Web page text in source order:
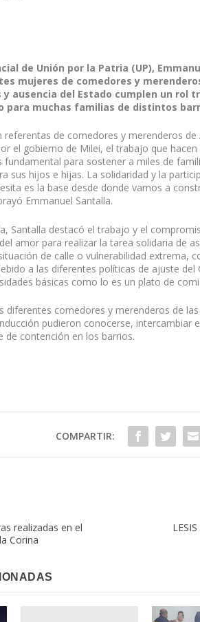
de Unión por la Patria (UP),
mujeres de comedores y
ausencia del Estado cumplen un rol
para muchas familias de distintos
referentas de comedores y merenderos
el gobierno de Milei, el trabajo que
fundamental para sostener a miles de
sus hijos e hijas. La solidaridad y la
es la base desde donde vamos a
Emmanuel Santalla.
Santalla destacó el trabajo y el
amor para realizar la tarea solidaria de
de calle o vulnerabilidad extrema,
a las diferentes políticas de ajuste
básicas como lo es un plato de
diferentes comedores y merenderos de
pudieron conocerse, intercambiar
de contención en los barrios.
COMPARTIR:
realizadas en el
Corina